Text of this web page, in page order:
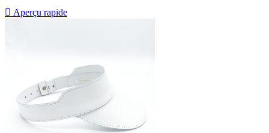
 Aperçu rapide